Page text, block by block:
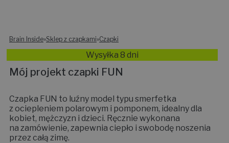
Brain Inside»Sklep z czapkami»Czapki
Wysyłka 8 dni
Mój projekt czapki FUN
Czapka FUN to luźny model typu smerfetka
z ociepleniem polarowym i pomponem, idealny dla
kobiet, mężczyzn i dzieci. Ręcznie wykonana
na zamówienie, zapewnia ciepło i swobodę noszenia
przez całą zimę.